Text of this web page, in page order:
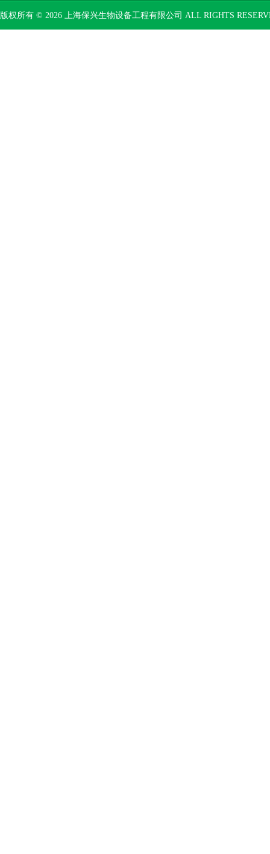
版权所有 © 2026 上海保兴生物设备工程有限公司 ALL RIGHTS